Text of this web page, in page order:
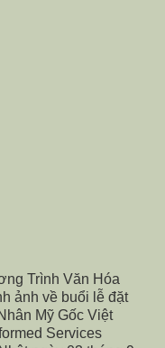
Trình Văn Hóa
ảnh về buổi lễ đặt
Mỹ Gốc Việt
Services